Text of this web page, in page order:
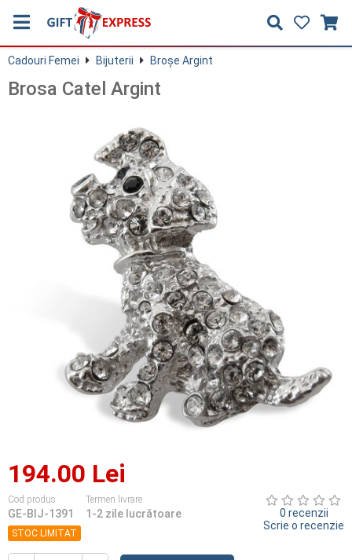
Cadouri Femei Bijuterii Broșe Argint
Brosa Catel Argint
194.00 Lei
Cod produs
GE-BIJ-1391
Termen livrare
1-2 zile lucrătoare
STOC LIMITAT
0 recenzii
Scrie o recenzie